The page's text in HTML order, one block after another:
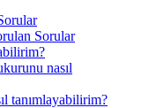
Sorular
nasıl
tanımlayabilirim?